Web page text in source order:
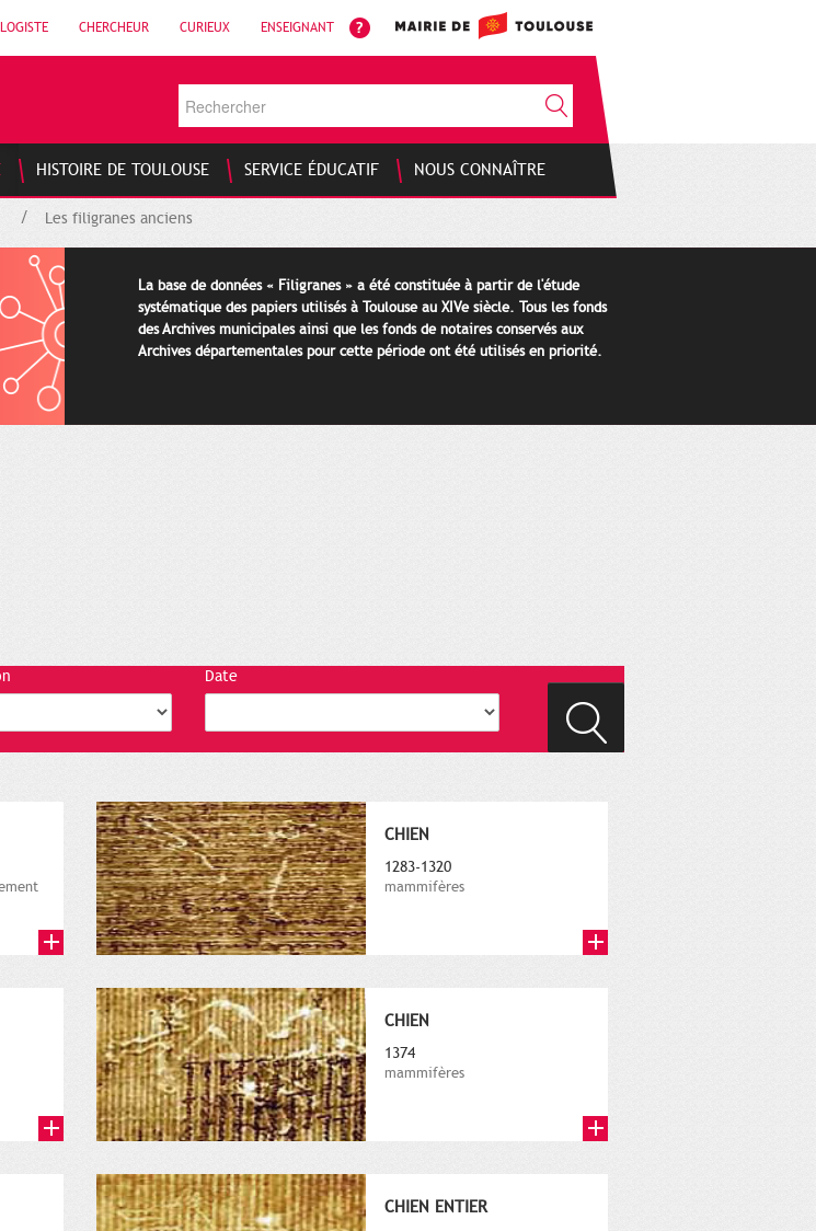
CHERCHEUR CURIEUX ENSEIGNANT
HISTOIRE DE TOULOUSE SERVICE ÉDUCATIF NOUS CONNAÎTRE
Les filigranes anciens
La base de données « Filigranes » a été constituée à partir de l'étude
systématique des papiers utilisés à Toulouse au XIVe siècle. Tous les fonds
des Archives municipales ainsi que les fonds de notaires conservés aux
Archives départementales pour cette période ont été utilisés en priorité.
Date
CHIEN
1283-1320
mammifères
CHIEN
1374
mammifères
CHIEN ENTIER